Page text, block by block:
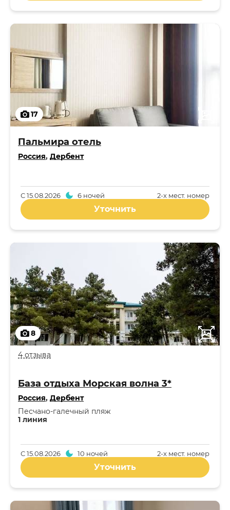
17
Пальмира отель
Россия, Дербент
2-x мест. номер
С15.08.2026 6 ночей
Уточнить
8
4 отзыва
База отдыха Морская волна 3*
Россия, Дербент
1 линия
Песчано-галечный пляж
2-x мест. номер
С15.08.2026 10 ночей
Уточнить